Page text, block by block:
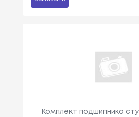
Комплект подшипника